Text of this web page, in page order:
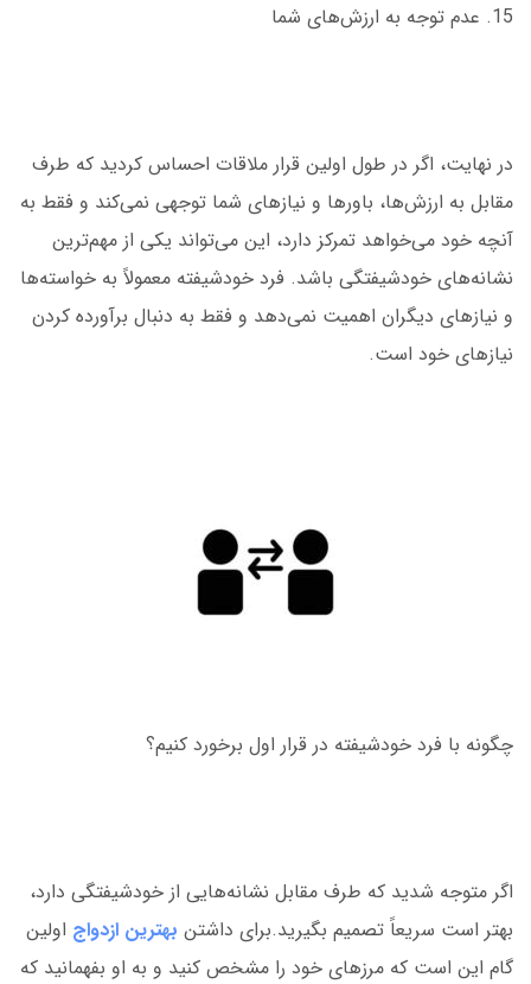
15. عدم توجه به ارزش‌های شما
در نهایت، اگر در طول اولین قرار ملاقات احساس کردید که طرف
مقابل به ارزش‌ها، باورها و نیازهای شما توجهی نمی‌کند و فقط به
آنچه خود می‌خواهد تمرکز دارد، این می‌تواند یکی از مهم‌ترین
نشانه‌های خودشیفتگی باشد. فرد خودشیفته معمولاً به خواسته‌ها
و نیازهای دیگران اهمیت نمی‌دهد و فقط به دنبال برآورده کردن
نیازهای خود است.
چگونه با فرد خودشیفته در قرار اول برخورد کنیم؟
اگر متوجه شدید که طرف مقابل نشانه‌هایی از خودشیفتگی دارد،
بهتر است سریعاً تصمیم بگیرید.برای داشتن بهترین ازدواج اولین
گام این است که مرزهای خود را مشخص کنید و به او بفهمانید که